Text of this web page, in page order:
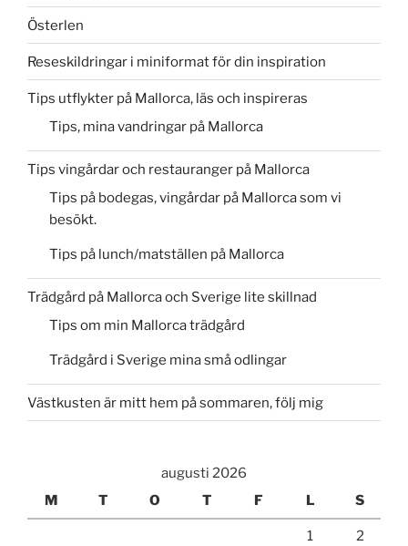
Österlen
Reseskildringar i miniformat för din inspiration
Tips utflykter på Mallorca, läs och inspireras
Tips, mina vandringar på Mallorca
Tips vingårdar och restauranger på Mallorca
Tips på bodegas, vingårdar på Mallorca som vi
besökt.
Tips på lunch/matställen på Mallorca
Trädgård på Mallorca och Sverige lite skillnad
Tips om min Mallorca trädgård
Trädgård i Sverige mina små odlingar
Västkusten är mitt hem på sommaren, följ mig
augusti 2026
M
T O T F L S
1 2